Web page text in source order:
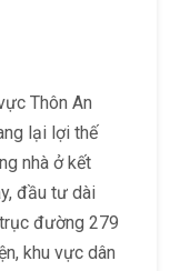
Thôn An
lại lợi thế
nhà ở kết
đầu tư dài
đường 279
khu vực dân